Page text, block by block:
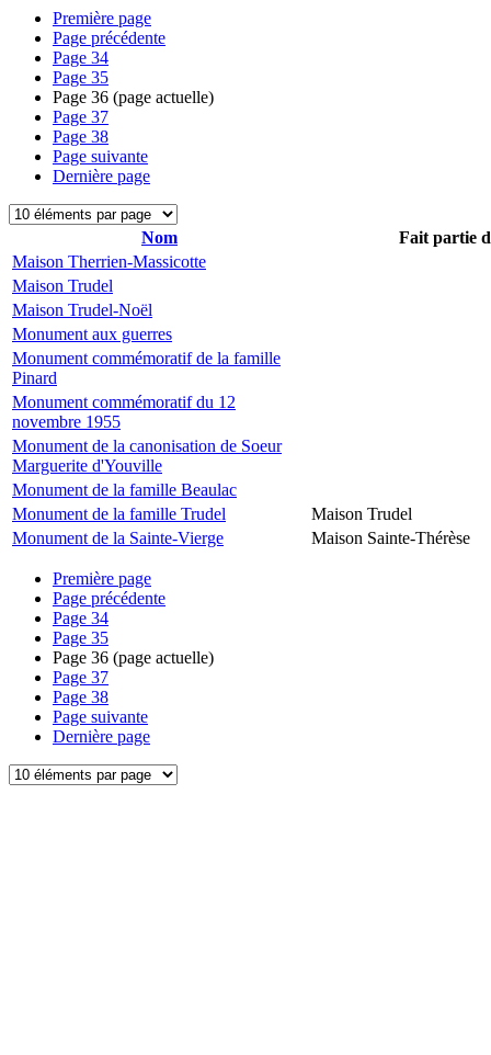
Première page
Page précédente
Page 34
Page 35
Page 36 (page actuelle)
Page 37
Page 38
Page suivante
Dernière page
Nom
Fait partie
Maison Therrien-Massicotte
Maison Trudel
Maison Trudel-Noël
Monument aux guerres
Monument commémoratif de la famille
Pinard
Monument commémoratif du 12
novembre 1955
Monument de la canonisation de Soeur
Marguerite d'Youville
Monument de la famille Beaulac
Monument de la famille Trudel
Maison Trudel
Monument de la Sainte-Vierge
Maison Sainte-Thérèse
Première page
Page précédente
Page 34
Page 35
Page 36 (page actuelle)
Page 37
Page 38
Page suivante
Dernière page